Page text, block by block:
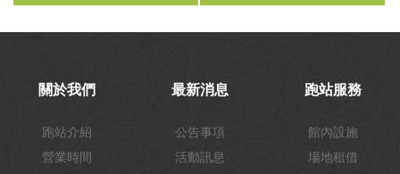
關於我們
跑站介紹
營業時間
最新消息
公告事項
活動訊息
跑站服務
館內設施
場地租借